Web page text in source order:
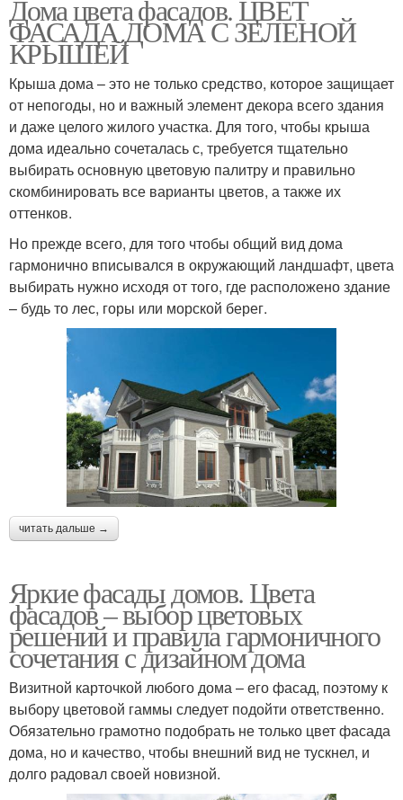
Дома цвета фасадов. ЦВЕТ
ФАСАДА ДОМА С ЗЕЛЕНОЙ
КРЫШЕЙ
Крыша дома – это не только средство, которое защищает
от непогоды, но и важный элемент декора всего здания
и даже целого жилого участка. Для того, чтобы крыша
дома идеально сочеталась с, требуется тщательно
выбирать основную цветовую палитру и правильно
скомбинировать все варианты цветов, а также их
оттенков.
Но прежде всего, для того чтобы общий вид дома
гармонично вписывался в окружающий ландшафт, цвета
выбирать нужно исходя от того, где расположено здание
– будь то лес, горы или морской берег.
читать дальше →
Яркие фасады домов. Цвета
фасадов – выбор цветовых
решений и правила гармоничного
сочетания с дизайном дома
Визитной карточкой любого дома – его фасад, поэтому к
выбору цветовой гаммы следует подойти ответственно.
Обязательно грамотно подобрать не только цвет фасада
дома, но и качество, чтобы внешний вид не тускнел, и
долго радовал своей новизной.